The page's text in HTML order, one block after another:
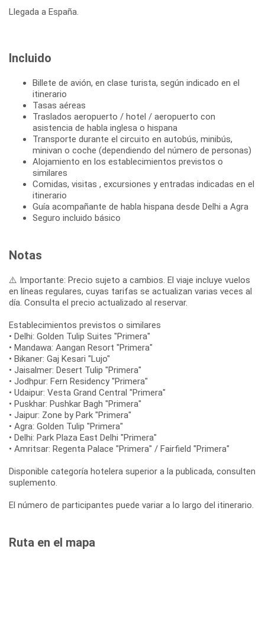
Llegada a España.
Incluido
Billete de avión, en clase turista, según indicado en el
itinerario
Tasas aéreas
Traslados aeropuerto / hotel / aeropuerto con
asistencia de habla inglesa o hispana
Transporte durante el circuito en autobús, minibús,
minivan o coche (dependiendo del número de personas)
Alojamiento en los establecimientos previstos o
similares
Comidas, visitas , excursiones y entradas indicadas en el
itinerario
Guía acompañante de habla hispana desde Delhi a Agra
Seguro incluido básico
Notas
⚠️ Importante: Precio sujeto a cambios. El viaje incluye vuelos
en líneas regulares, cuyas tarifas se actualizan varias veces al
día. Consulta el precio actualizado al reservar.
Establecimientos previstos o similares
• Delhi: Golden Tulip Suites "Primera"
• Mandawa: Aangan Resort "Primera"
• Bikaner: Gaj Kesari "Lujo"
• Jaisalmer: Desert Tulip "Primera"
• Jodhpur: Fern Residency "Primera"
• Udaipur: Vesta Grand Central "Primera"
• Puskhar: Pushkar Bagh "Primera"
• Jaipur: Zone by Park "Primera"
• Agra: Golden Tulip "Primera"
• Delhi: Park Plaza East Delhi "Primera"
• Amritsar: Regenta Palace "Primera" / Fairfield "Primera"
Disponible categoría hotelera superior a la publicada, consulten
suplemento.
El número de participantes puede variar a lo largo del itinerario.
Ruta en el mapa